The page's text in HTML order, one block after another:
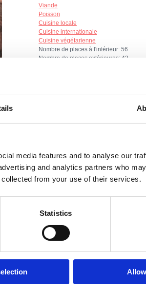
media features and to analyse our
and analytics partners who
from your use of their services.
Statistics
Viande
Poisson
Cuisine locale
Cuisine internationale
Cuisine végétarienne
Nombre de places à l'intérieur: 56
Nombre de places extérieures: 42
Mogućnost organiziranja svedbenih i
Pogodno za: djecu, mlade, parove,
Lieu:
Numéros de téléphone:Tel:
Extras:
Internet